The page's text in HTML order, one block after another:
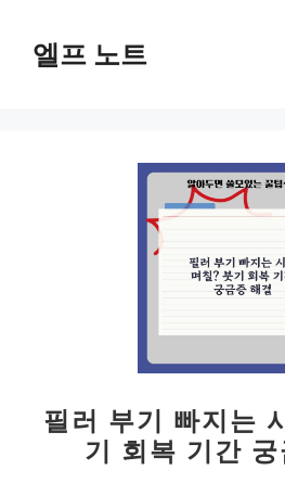
엘프 노트
필러 부기 빠지는
기 회복 기간